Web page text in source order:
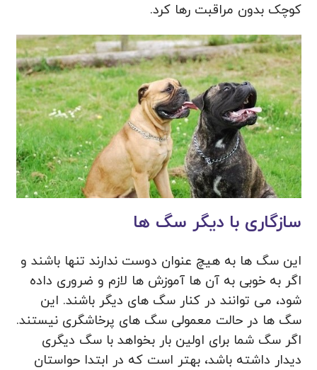
کوچک بدون مراقبت رها کرد.
سازگاری با دیگر سگ ها
این سگ ها به هیچ عنوان دوست ندارند تنها باشند و
اگر به خوبی به آن ها آموزش ها لازم و ضروری داده
شود، می توانند در کنار سگ های دیگر باشند. این
سگ ها در حالت معمولی سگ های پرخاشگری نیستند.
اگر سگ شما برای اولین بار بخواهد با سگ دیگری
دیدار داشته باشد، بهتر است که در ابتدا حواستان